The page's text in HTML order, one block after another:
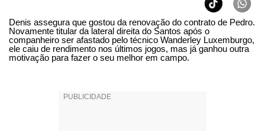
Denis assegura que gostou da renovação do contrato de Pedro.
Novamente titular da lateral direita do Santos após o
companheiro ser afastado pelo técnico Wanderley Luxemburgo,
ele caiu de rendimento nos últimos jogos, mas já ganhou outra
motivação para fazer o seu melhor em campo.